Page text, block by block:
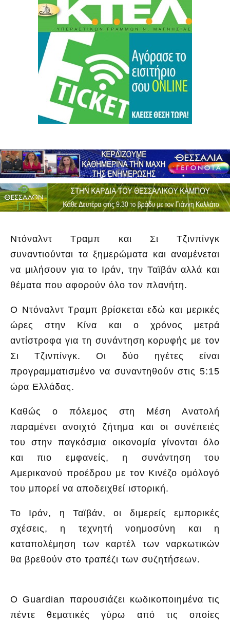
Ντόναλντ Τραμπ και Σι Τζινπίνγκ
συναντιούνται τα ξημερώματα και αναμένεται
να μιλήσουν για το Ιράν, την Ταϊβάν αλλά και
θέματα που αφορούν όλο τον πλανήτη.
Ο Ντόναλντ Τραμπ βρίσκεται εδώ και μερικές
ώρες στην Κίνα και ο χρόνος μετρά
αντίστροφα για τη συνάντηση κορυφής με τον
Σι Τζινπίνγκ. Οι δύο ηγέτες είναι
προγραμματισμένο να συναντηθούν στις 5:15
ώρα Ελλάδας.
Καθώς ο πόλεμος στη Μέση Ανατολή
παραμένει ανοιχτό ζήτημα και οι συνέπειές
του στην παγκόσμια οικονομία γίνονται όλο
και πιο εμφανείς, η συνάντηση του
Αμερικανού προέδρου με τον Κινέζο ομόλογό
του μπορεί να αποδειχθεί ιστορική.
Το Ιράν, η Ταϊβάν, οι διμερείς εμπορικές
σχέσεις, η τεχνητή νοημοσύνη και η
καταπολέμηση των καρτέλ των ναρκωτικών
θα βρεθούν στο τραπέζι των συζητήσεων.
Ο Guardian παρουσιάζει κωδικοποιημένα τις
πέντε θεματικές γύρω από τις οποίες